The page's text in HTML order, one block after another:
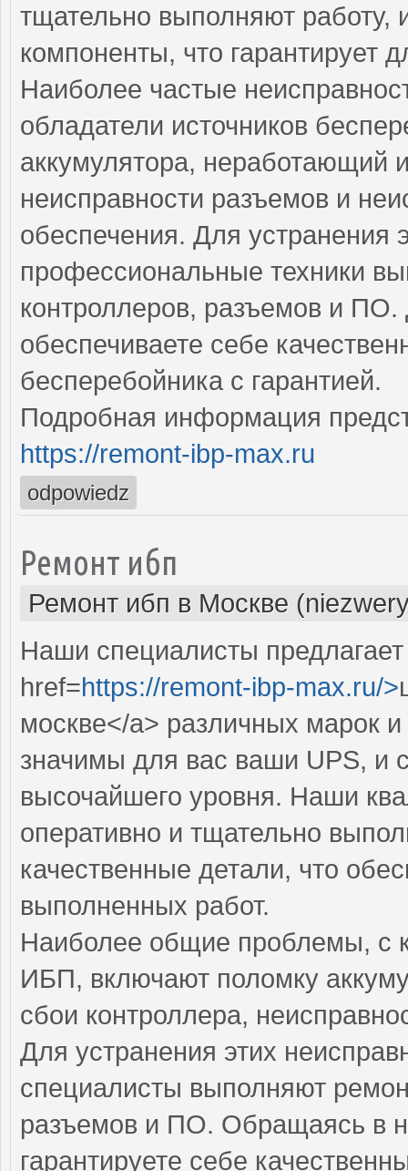
тщательно выполняют работу,
компоненты, что гарантирует
Наиболее частые
обладатели источников
аккумулятора, неработающий
неисправности разъемов и
обеспечения. Для устранения
профессиональные техники
контроллеров, разъемов и
обеспечиваете себе
бесперебойника с гарантией.
Подробная информация
https://remont-ibp-max.ru
odpowiedz
Ремонт ибп
Ремонт ибп в Москве
Наши специалисты
href=https://remont-ibp-max.ru/>
москве</a> различных марок
значимы для вас ваши UPS, и
высочайшего уровня. Наши
оперативно и тщательно
качественные детали, что
выполненных работ.
Наиболее общие проблемы, с
ИБП, включают поломку
сбои контроллера,
Для устранения этих
специалисты выполняют
разъемов и ПО. Обращаясь в
гарантируете себе